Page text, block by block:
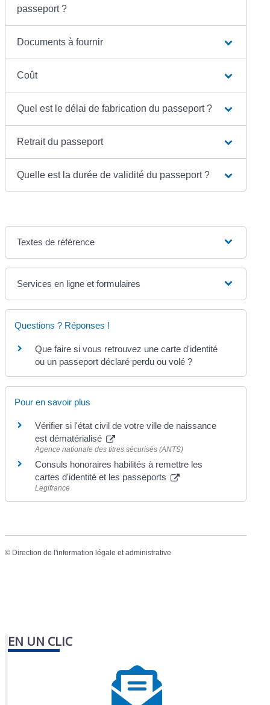
passeport ?
Documents à fournir
Coût
Quel est le délai de fabrication du passeport ?
Retrait du passeport
Quelle est la durée de validité du passeport ?
Textes de référence
Services en ligne et formulaires
Questions ? Réponses !
Que faire si vous retrouvez une carte d'identité
ou un passeport déclaré perdu ou volé ?
Pour en savoir plus
Vérifier si l'état civil de votre ville de naissance
est dématérialisé
Agence nationale des titres sécurisés (ANTS)
Consuls honoraires habilités à remettre les
cartes d'identité et les passeports
Legifrance
© Direction de l'information légale et administrative
EN UN CLIC